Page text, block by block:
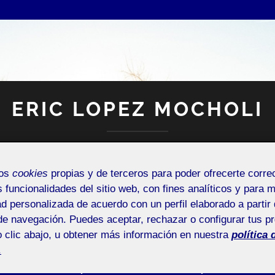
ERIC LOPEZ MOCHOLI
O SUGERENCIAS
cookies propias y de terceros para poder ofrecerte
funcionalidades del sitio web, con fines analíticos y para
personalizada de acuerdo con un perfil elaborado a partir
navegación. Puedes aceptar, rechazar o configurar tus
clic abajo, u obtener más información en nuestra política